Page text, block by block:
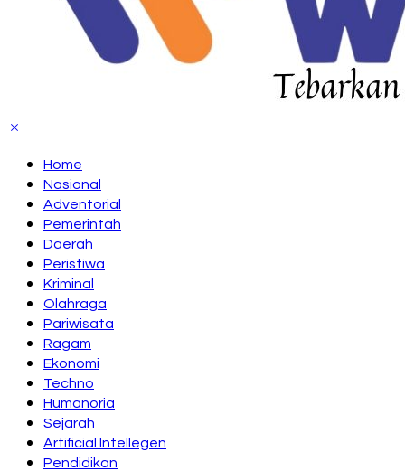
Home
Nasional
Adventorial
Pemerintah
Daerah
Peristiwa
Kriminal
Olahraga
Pariwisata
Ragam
Ekonomi
Techno
Humanoria
Sejarah
Artificial Intellegen
Pendidikan